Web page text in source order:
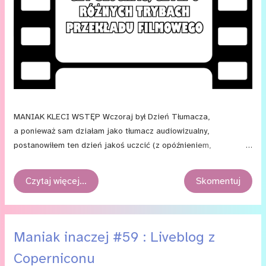
MANIAK KLECI WSTĘP Wczoraj był Dzień Tłumacza,
a ponieważ sam działam jako tłumacz audiowizualny,
postanowiłem ten dzień jakoś uczcić (z opóźnieniem,
prelekcję o tłumaczeniach filmowych i przekułem ją w tekst
pisany, w którym pewne kwestie dodatkowo jeszcze poszerzam.
wyzwaniami stają tłumacze i z jakimi ograniczeniami wiąże się
każdy z trybów przekładu filmowego.
Czytaj więcej… Skomentuj
Maniak inaczej #59 : Liveblog z
Coperniconu